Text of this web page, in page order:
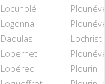
Locunolé
Logonna-
Daoulas
Loperhet
Lopérec
Lochrist
Plourin